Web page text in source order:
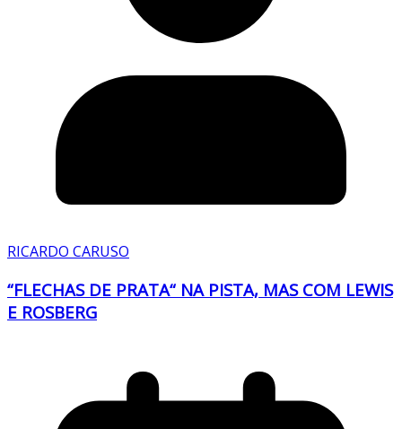
RICARDO CARUSO
“FLECHAS DE PRATA“ NA PISTA, MAS COM LEWIS
E ROSBERG